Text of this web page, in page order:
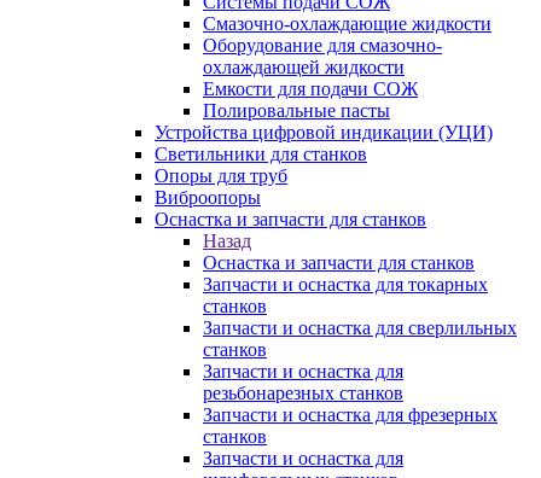
Смазочно-охлаждающие жидкости
Оборудование для смазочно-
охлаждающей жидкости
Емкости для подачи СОЖ
Полировальные пасты
Устройства цифровой индикации (УЦИ)
Светильники для станков
Опоры для труб
Виброопоры
Оснастка и запчасти для станков
Назад
Оснастка и запчасти для станков
Запчасти и оснастка для токарных
станков
Запчасти и оснастка для сверлильных
станков
Запчасти и оснастка для
резьбонарезных станков
Запчасти и оснастка для фрезерных
станков
Запчасти и оснастка для